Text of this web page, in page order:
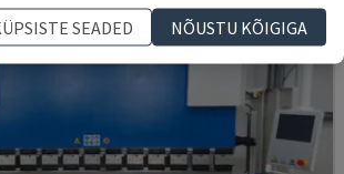
SEADED
NÕUSTU KÕIGIGA